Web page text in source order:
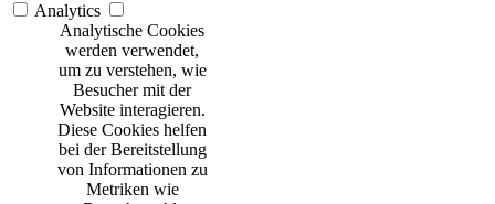
Analytics
Analytische Cookies
werden verwendet,
um zu verstehen, wie
Besucher mit der
Website interagieren.
Diese Cookies helfen
bei der Bereitstellung
von Informationen zu
Metriken wie